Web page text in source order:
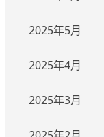
2025年5月
2025年4月
2025年3月